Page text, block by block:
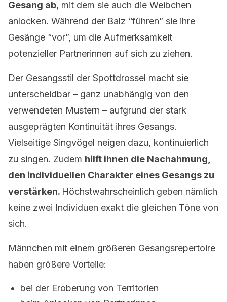
Gesang ab, mit dem sie auch die Weibchen
anlocken. Während der Balz “führen” sie ihre
Gesänge “vor”, um die Aufmerksamkeit
potenzieller Partnerinnen auf sich zu ziehen.
Der Gesangsstil der Spottdrossel macht sie
unterscheidbar – ganz unabhängig von den
verwendeten Mustern – aufgrund der stark
ausgeprägten Kontinuität ihres Gesangs.
Vielseitige Singvögel neigen dazu, kontinuierlich
zu singen. Zudem hilft ihnen die Nachahmung,
den individuellen Charakter eines Gesangs zu
verstärken. Höchstwahrscheinlich geben nämlich
keine zwei Individuen exakt die gleichen Töne von
sich.
Männchen mit einem größeren Gesangsrepertoire
haben größere Vorteile:
bei der Eroberung von Territorien